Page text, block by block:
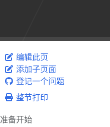
编辑此页
添加子页面
登记一个问题
整节打印
准备开始